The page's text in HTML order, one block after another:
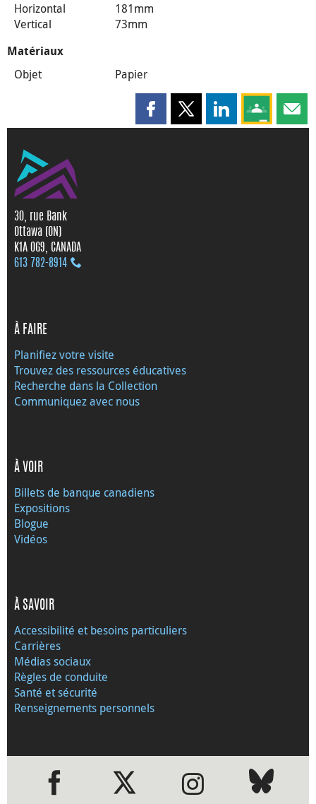
Horizontal
181mm
Vertical
73mm
Matériaux
Objet Papier
Partager cette page sur
Partager cette page sur X
Partager cette
Partagez
30, rue Bank
Ottawa (ON)
K1A 0G9, CANADA
613 782‑8914
À FAIRE
Planifiez votre visite
Trouvez des ressources éducatives
Recherche dans la Collection
Communiquez avec nous
À VOIR
Billets de banque canadiens
Expositions
Blogue
Vidéos
À SAVOIR
Accessibilité et besoins particuliers
Carrières
Médias sociaux
Règles de conduite
Santé et sécurité
Renseignements personnels